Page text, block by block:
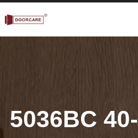
5036BC 40-